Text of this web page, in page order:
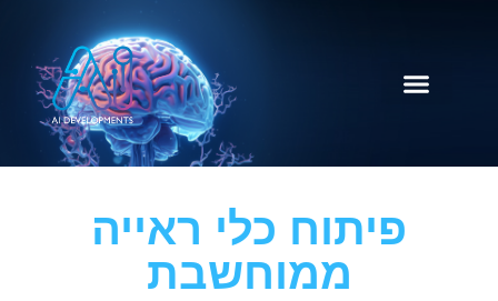
פיתוח כלי ראייה
ממוחשבת